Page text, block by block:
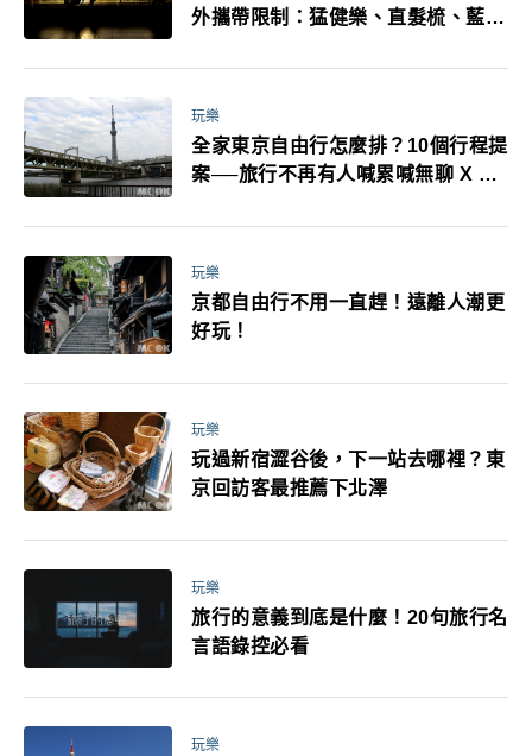
外攜帶限制：猛健樂、直髮梳、藍牙
萬！注意事項一次看！
玩樂
全家東京自由行怎麼排？10個行程提
案──旅行不再有人喊累喊無聊 X 爸
玩樂
京都自由行不用一直趕！遠離人潮更
好玩！
玩樂
玩過新宿澀谷後，下一站去哪裡？東
京回訪客最推薦下北澤
玩樂
旅行的意義到底是什麼！20句旅行名
言語錄控必看
玩樂